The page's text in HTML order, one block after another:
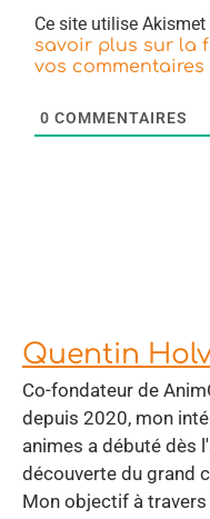
Ce site utilise
savoir plus sur la
vos
0 COMMENTAIRES
Quentin
Co-fondateur de
depuis 2020, mon
animes a débuté dès
découverte du grand
Mon objectif à